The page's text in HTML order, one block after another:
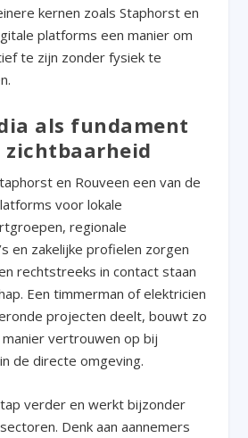
kernen zoals Staphorst en
platforms een manier om
te zijn zonder fysiek te
als fundament
zichtbaarheid
en Rouveen een van de
voor lokale
regionale
en zakelijke profielen zorgen
rechtstreeks in contact staan
Een timmerman of elektricien
projecten deelt, bouwt zo
vertrouwen op bij
de directe omgeving.
verder en werkt bijzonder
Denk aan aannemers